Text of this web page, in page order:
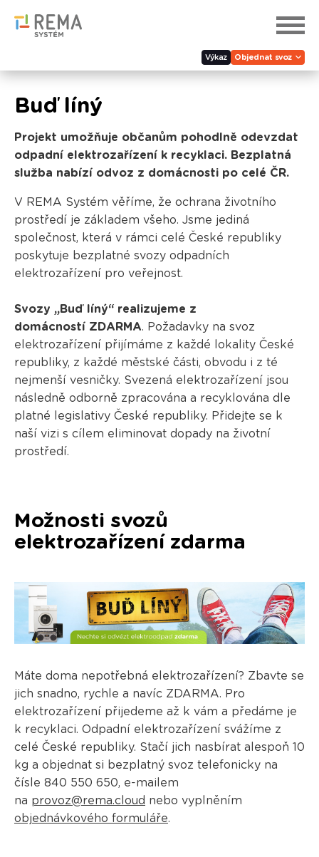
Výkaz Objednat svoz
Buď líný
Projekt umožňuje občanům pohodlně odevzdat
odpadní elektrozařízení k recyklaci. Bezplatná
služba nabízí odvoz z domácnosti po celé ČR.
V REMA Systém věříme, že ochrana životního
prostředí je základem všeho. Jsme jediná
společnost, která v rámci celé České republiky
poskytuje bezplatné svozy odpadních
elektrozařízení pro veřejnost.
Svozy „Buď líný“ realizujeme z
domácností ZDARMA. Požadavky na svoz
elektrozařízení přijímáme z každé lokality České
republiky, z každé městské části, obvodu i z té
nejmenší vesničky. Svezená elektrozařízení jsou
následně odborně zpracována a recyklována dle
platné legislativy České republiky. Přidejte se k
naší vizi s cílem eliminovat dopady na životní
prostředí.
Možnosti svozů
elektrozařízení zdarma
Máte doma nepotřebná elektrozařízení? Zbavte se
jich snadno, rychle a navíc ZDARMA. Pro
elektrozařízení přijedeme až k vám a předáme je
k recyklaci. Odpadní elektrozařízení svážíme z
celé České republiky. Stačí jich nasbírat alespoň 10
kg a objednat si bezplatný svoz telefonicky na
čísle 840 550 650, e-mailem
na provoz@rema.cloud nebo vyplněním
objednávkového formuláře.